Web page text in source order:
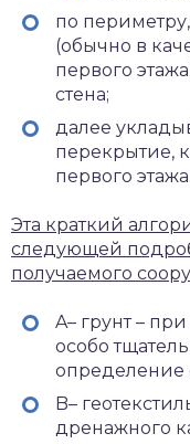
по
(обычно в
первого
стена;
далее
перекрытие,
первого этажа.
Эта краткий
следующей
получаемого
A– грунт –
особо
определение
B–
дренажного